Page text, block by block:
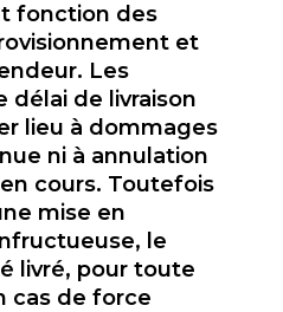
fonction des
et
Les
délai de livraison
lieu à dommages
ni à annulation
cours. Toutefois
mise en
le
livré, pour toute
cas de force